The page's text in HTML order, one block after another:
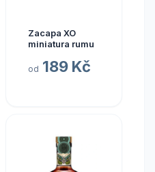
Zacapa XO
miniatura rumu
od 189 Kč